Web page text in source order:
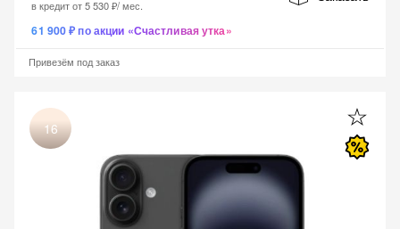
в кредит от5 530 ₽/ мес.
61 900 ₽ по акции «Счастливая утка»
Привезём под заказ
16